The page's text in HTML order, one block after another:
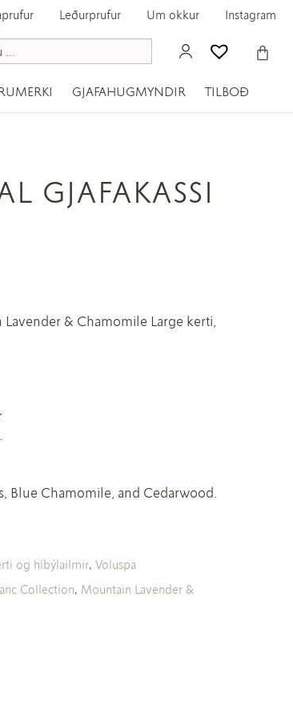
Leðurprufur Um okkur Instagram
GJAFAHUGMYNDIR TILBOÐ
GJAFAKASSI
& Chamomile Large kerti,
Blue Chamomile, and Cedarwood.
og híbýlailmir, Voluspa
Collection, Mountain Lavender &